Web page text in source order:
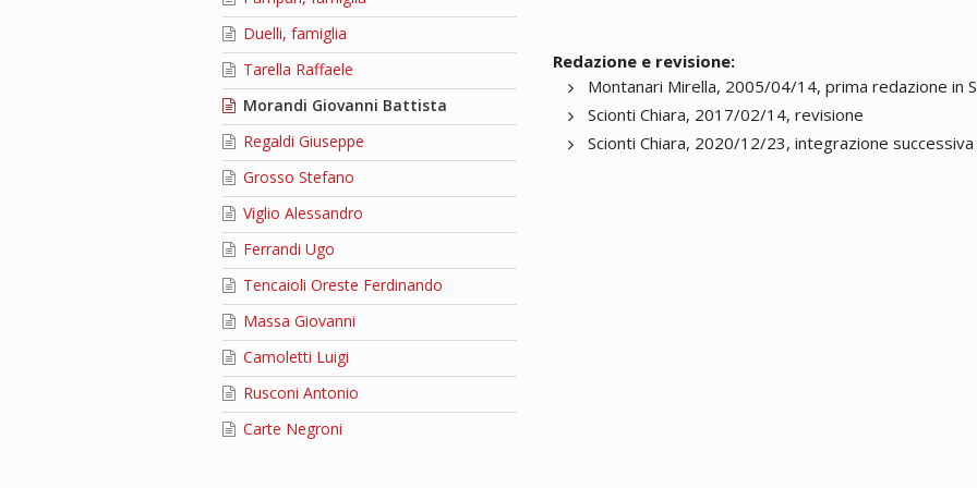
Duelli, famiglia
Tarella Raffaele
Morandi Giovanni Battista
Regaldi Giuseppe
Grosso Stefano
Viglio Alessandro
Ferrandi Ugo
Tencaioli Oreste Ferdinando
Massa Giovanni
Camoletti Luigi
Rusconi Antonio
Carte Negroni
Redazione e revisione:
Montanari Mirella, 2005/04/14, prima redazione in
Scionti Chiara, 2017/02/14, revisione
Scionti Chiara, 2020/12/23, integrazione successiva